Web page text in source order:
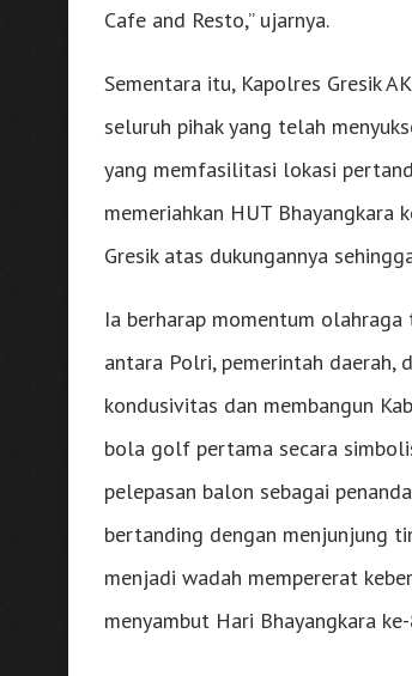
Cafe and Resto,” ujarnya.
Sementara itu, Kapolres Gresik
seluruh pihak yang telah
yang memfasilitasi lokasi
memeriahkan HUT Bhayangkara
Gresik atas dukungannya
Ia berharap momentum
antara Polri, pemerintah daerah,
kondusivitas dan membangun
bola golf pertama secara
pelepasan balon sebagai
bertanding dengan menjunjung
menjadi wadah mempererat
menyambut Hari Bhayangkara